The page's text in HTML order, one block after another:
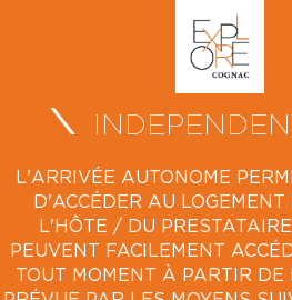
L'ARRIVÉE AUTONOME
D'ACCÉDER AU
L'HÔTE / DU
PEUVENT FACILEMENT
TOUT MOMENT À PARTIR